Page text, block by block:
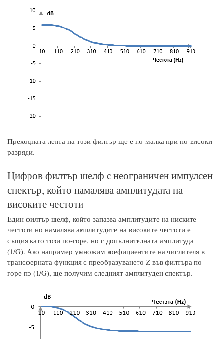
Преходната лента на този филтър ще е по-малка при по-високи
разряди.
Цифров филтър шелф с неограничен импулсен
спектър, който намалява амплитудата на
високите честоти
Един филтър шелф, който запазва амплитудите на ниските
честоти но намалява амплитудите на високите честоти е
същия като този по-горе, но с допълнителната амплитуда
(1/G). Ако например умножим коефициентите на числителя в
трансферната функция с преобразуването Z във филтъра по-
горе по (1/G), ще получим следният амплитуден спектър.